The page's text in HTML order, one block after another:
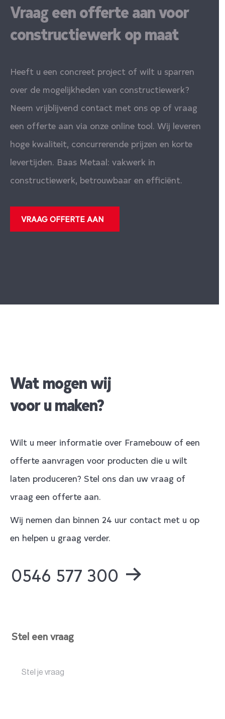
Vraag een offerte aan voor
constructiewerk op maat
Heeft u een concreet project of wilt u sparren
over de mogelijkheden van constructiewerk?
Neem vrijblijvend contact met ons op of vraag
een offerte aan via onze online tool. Wij leveren
hoge kwaliteit, concurrerende prijzen en korte
levertijden. Baas Metaal: vakwerk in
constructiewerk, betrouwbaar en efficiënt.
VRAAG OFFERTE AAN
Wat mogen wij
voor u maken?
Wilt u meer informatie over Framebouw of een
offerte aanvragen voor producten die u wilt
laten produceren? Stel ons dan uw vraag of
vraag een offerte aan.
Wij nemen dan binnen 24 uur contact met u op
en helpen u graag verder.
0546 577 300
Stel een vraag